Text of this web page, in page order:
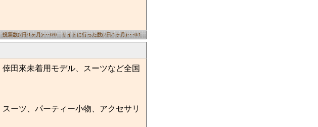
投票数(7日/1ヶ月)･･･0/0 サイトに行った数(7日/1ヶ月)･･･0/1
田來未着用モデル、スーツなど全国
ーツ、パーティー小物、アクセサリ